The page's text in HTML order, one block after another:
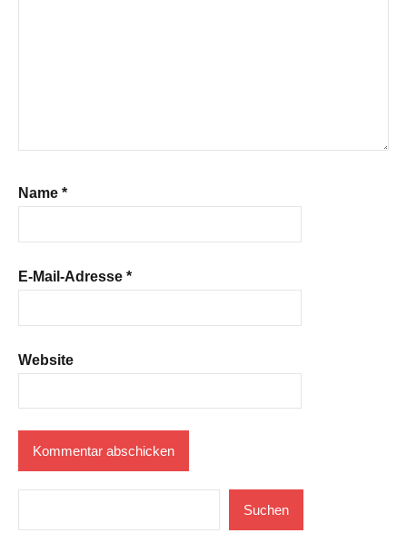
Name *
E-Mail-Adresse *
Website
Suchen